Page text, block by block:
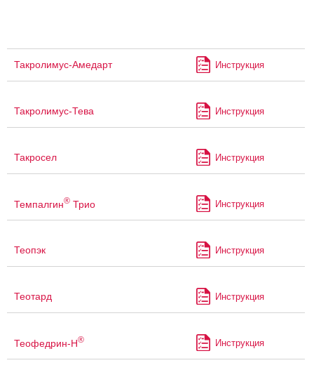
Такролимус-Амедарт Инструкция
Такролимус-Тева Инструкция
Такросел Инструкция
Темпалгин® Трио Инструкция
Теопэк Инструкция
Теотард Инструкция
Теофедрин-Н® Инструкция